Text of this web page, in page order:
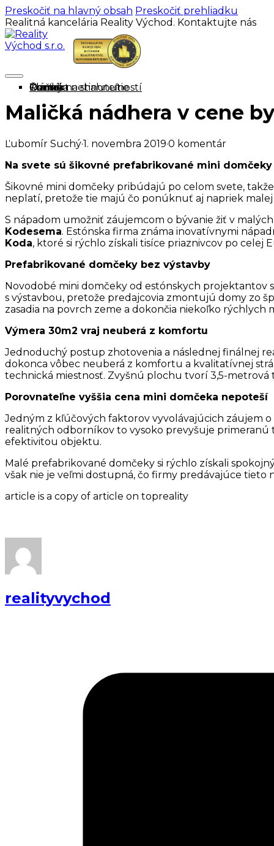
Preskočiť na hlavný obsah Preskočiť prehliadku
Realitná kancelária Reality Východ. Kontaktujte nás
Domov
Ponuka nehnuteľností
Cenník
O mne
Tlačivá na stiahnutie
Články
Kontakt
Maličká nádhera v cene
Ľubomír Suchý·1. novembra 2019·0 komentár
Na svete sú šikovné prefabrikované mini
Šikovné mini domčeky pribúdajú po celom svete,
neplatí, pretože tie majú čo ponúknuť aj napriek
S nápadom umožniť záujemcom o bývanie žiť v
Kodesema. Estónska firma známa inovatívnymi
Koda, ktoré si rýchlo získali tisíce priaznivcov po celej
Prefabrikované domčeky bez výstavby
Novodobé mini domčeky od estónskych projektantov
s výstavbou, pretože predajcovia zmontujú domy zo
zasadia na povrch zeme a dokončia niekoľko
Výmera 30m2 vraj neuberá z komfortu
Jednoduchý postup zhotovenia a následnej finálnej
dokonca vôbec neuberá z komfortu a kvalitatívnej
technická miestnosť. Zvyšnú plochu tvorí 3,5-metrová
Porovnateľne vyššia cena mini domčeka nepoteší
Jedným z kľúčových faktorov vyvolávajúcich záujem
realitných odborníkov to vysoko prevyšuje
efektivitou objektu.
Malé prefabrikované domčeky si rýchlo získali
však nie je veľmi dostupná, čo firmy predávajúce
article is a copy of article on topreality
realityvychod